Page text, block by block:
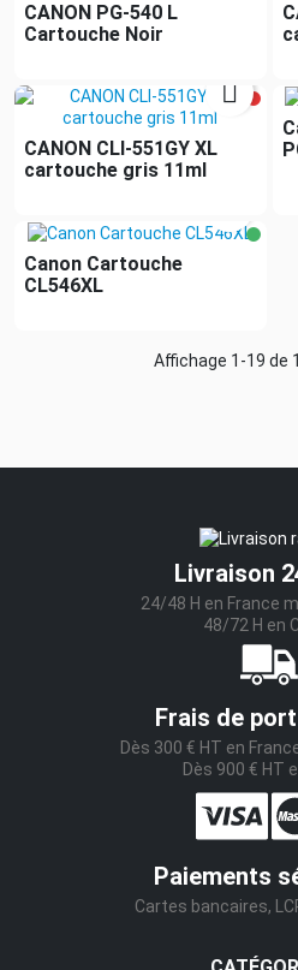
CANON PG-540 L
Cartouche Noir

CANON CLI-551GY XL
cartouche gris 11ml
Canon Cartouche
CL546XL
Affichage 1-19 de
Livraison
24/48 H en France
48/72 H en
Frais de
Dès 300 € HT en
Dès 900 € HT
Paiements
Cartes bancaires,